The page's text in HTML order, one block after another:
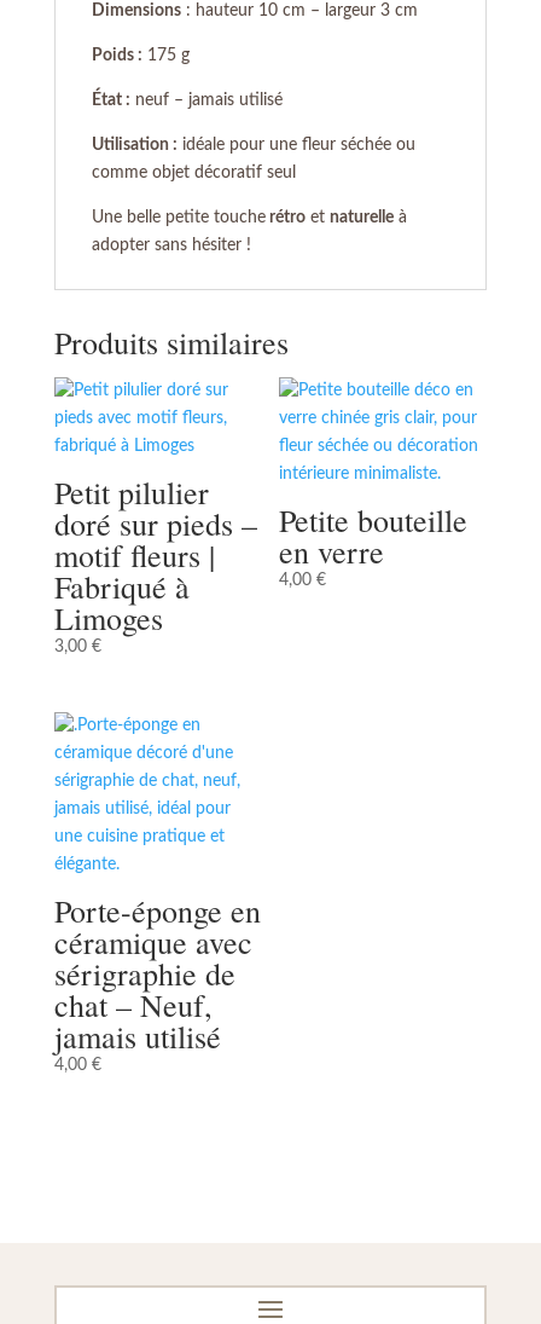
Dimensions: hauteur 10 cm – largeur 3 cm
Poids : 175 g
État : neuf – jamais utilisé
Utilisation : idéale pour une fleur séchée ou
comme objet décoratif seul
Une belle petite toucherétroet naturelleà
adopter sans hésiter !
Produits similaires
Petit pilulier
doré sur pieds –
motif fleurs |
Fabriqué à
Limoges
3,00 €
Petite bouteille
en verre
4,00€
Porte-éponge en
céramique avec
sérigraphie de
chat – Neuf,
jamais utilisé
4,00 €